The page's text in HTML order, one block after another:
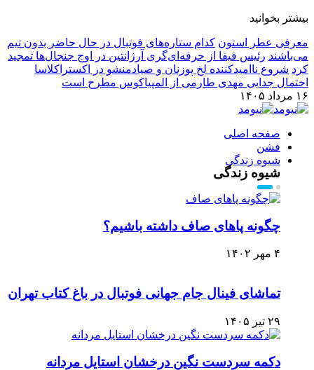
بیشتر بخوانید
معرفی عطر استون کدام ستاره‌های فوتبال در حال حاضر بدون تیم
می‌باشند رئیس فیفا از حرفه‌ای‌گری آرژانتین در اوج جنجال‌ها تمجید
کرد شروع ناامیدکننده لخ پوزنان و صیادمنشو در اکستراکلاسا
احتمال جدایی مهدی طارمی از المپیاکوس مطرح است
۱۶ مرداد ۱۴۰۵
صفحه اصلی
فشن
شیوه زندگی
شیوه زندگی
چگونه پاهای صاف داشته باشیم؟
۴ مهر ۱۴۰۲
تماشای فینال جام جهانی فوتبال در باغ کتاب تهران
۲۹ تیر ۱۴۰۵
دکمه سردست نگین درخشان استایل مردانه